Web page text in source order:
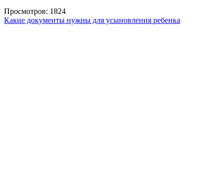
Просмотров: 1824
Какие документы нужны для усыновления ребенка